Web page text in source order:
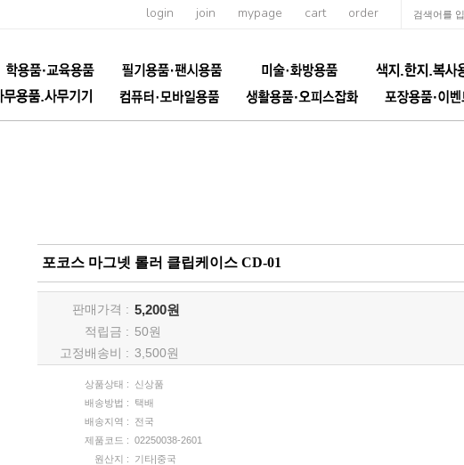
login join mypage cart order
포코스 마그넷 롤러 클립케이스 CD-01
판매가격 : 5,200원
적립금 : 50원
고정배송비 : 3,500원
상품상태 :
신상품
배송방법 :
택배
배송지역 :
전국
제품코드 : 02250038-2601
원산지 :
기타|중국